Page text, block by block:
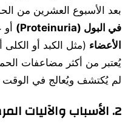
بعد الأسبوع العشرين من
في البول (Proteinuria)
الأعضاء (مثل الكبد أو الكلى
يُعتبر من أكثر مضاعفات
لم يُكتشف ويُعالج في
2. الأسباب والآليات المرضية